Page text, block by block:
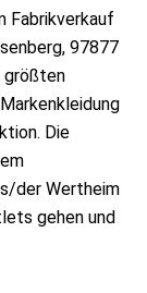
Fabrikverkauf
97877
größten
Die
der Wertheim
gehen und